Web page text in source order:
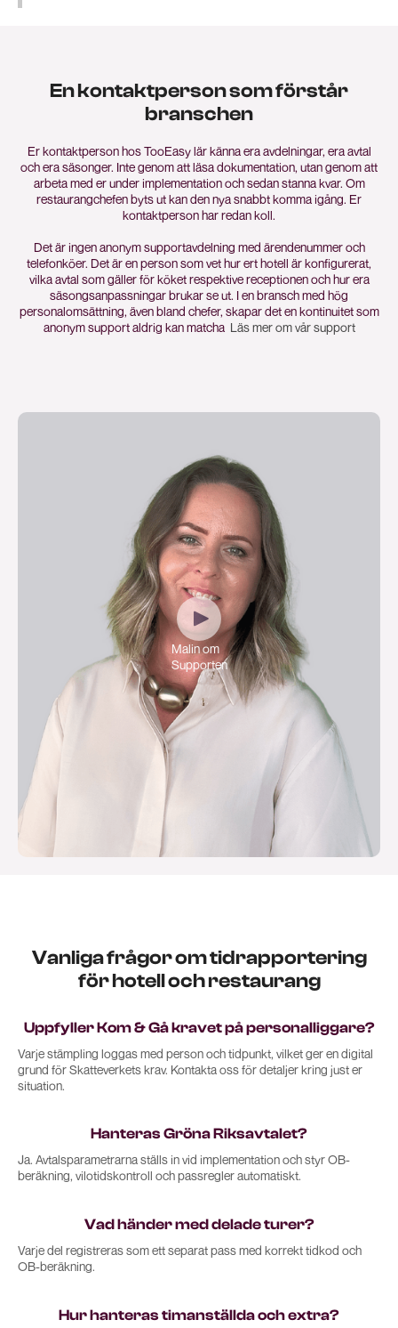
Malin om
Supporten
En kontaktperson som förstår
branschen
Er kontaktperson hos TooEasy lär känna era avdelningar, era avtal
och era säsonger. Inte genom att läsa dokumentation, utan genom att
arbeta med er under implementation och sedan stanna kvar. Om
restaurangchefen byts ut kan den nya snabbt komma igång. Er
kontaktperson har redan koll.
Det är ingen anonym supportavdelning med ärendenummer och
telefonköer. Det är en person som vet hur ert hotell är konfigurerat,
vilka avtal som gäller för köket respektive receptionen och hur era
säsongsanpassningar brukar se ut. I en bransch med hög
personalomsättning, även bland chefer, skapar det en kontinuitet som
anonym support aldrig kan matcha Läs mer om vår support
Vanliga frågor om tidrapportering
för hotell och restaurang
Uppfyller Kom & Gå kravet på personalliggare?
Varje stämpling loggas med person och tidpunkt, vilket ger en digital
grund för Skatteverkets krav. Kontakta oss för detaljer kring just er
situation.
Hanteras Gröna Riksavtalet?
Ja. Avtalsparametrarna ställs in vid implementation och styr OB-
beräkning, vilotidskontroll och passregler automatiskt.
Vad händer med delade turer?
Varje del registreras som ett separat pass med korrekt tidkod och
OB-beräkning.
Hur hanteras timanställda och extra?